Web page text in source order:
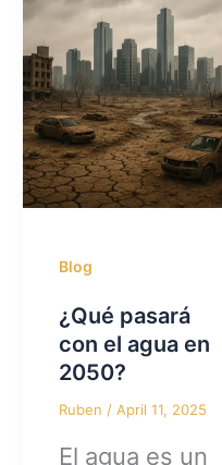
Blog
¿Qué pasará
con el agua en
2050?
Ruben / April 11, 2025
El agua es un